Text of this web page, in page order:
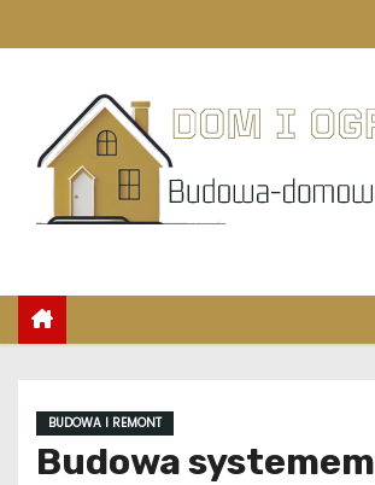
k
e
BUDOWA I REMONT
Budowa systemem